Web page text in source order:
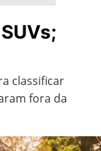
classificar
fora da